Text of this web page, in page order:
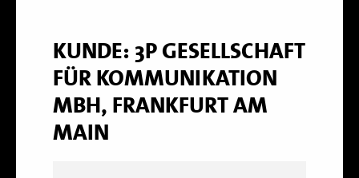
KUNDE: 3P GESELLSCHAFT
FÜR KOMMUNIKATION
MBH, FRANKFURT AM
MAIN